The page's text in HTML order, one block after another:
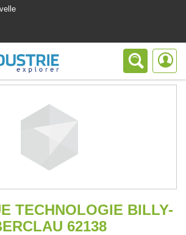
TECHNOLOGIE BILLY-
62138